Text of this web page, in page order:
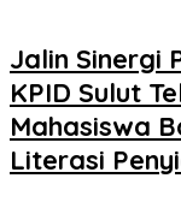
Jalin Sinergi
KPID Sulut
Mahasiswa
Literasi